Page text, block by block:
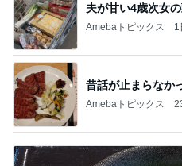
夫が甘い4歳次女
Amebaトピックス 1
昔話が止まらなか
Amebaトピックス